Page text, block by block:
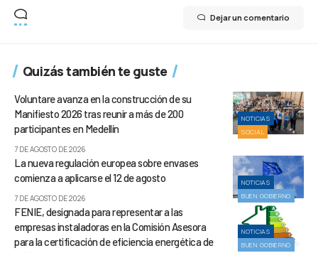
Dejar un comentario
Quizás también te guste
NOTICIAS
SOCIAL
Voluntare avanza en la construcción de su
Manifiesto 2026 tras reunir a más de 200
participantes en Medellín
7 DE AGOSTO DE 2026
NOTICIAS
BUEN GOBIERNO
La nueva regulación europea sobre envases
comienza a aplicarse el 12 de agosto
7 DE AGOSTO DE 2026
NOTICIAS
BUEN GOBIERNO
FENIE, designada para representar a las
empresas instaladoras en la Comisión Asesora
para la certificación de eficiencia energética de